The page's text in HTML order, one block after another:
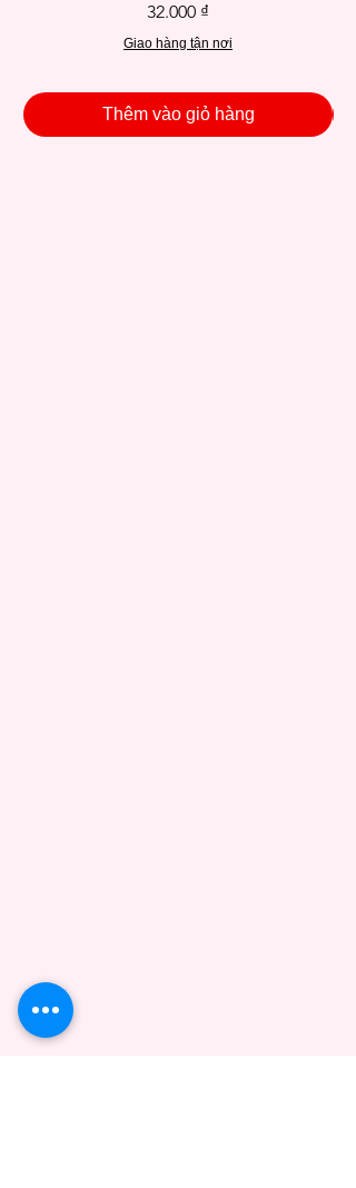
Giá
32.000 ₫
Giao hàng tận nơi
Thêm vào giỏ hàng